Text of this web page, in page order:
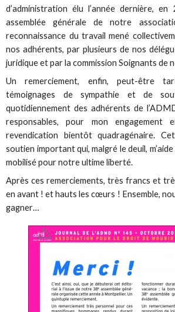
d’administration élu l’année dernière,
assemblée générale de notre
reconnaissance du travail mené
nos adhérents, par plusieurs de nos
juridique et par la commission Soignants de
Un remerciement, enfin, peut-être
témoignages de sympathie et de
quotidiennement des adhérents de
responsables, pour mon
revendication bientôt quadragénaire.
soutien important qui, malgré le deuil,
mobilisé pour notre ultime liberté.
Après ces remerciements, très francs et
en avant ! et hauts les cœurs ! Ensemble,
gagner…